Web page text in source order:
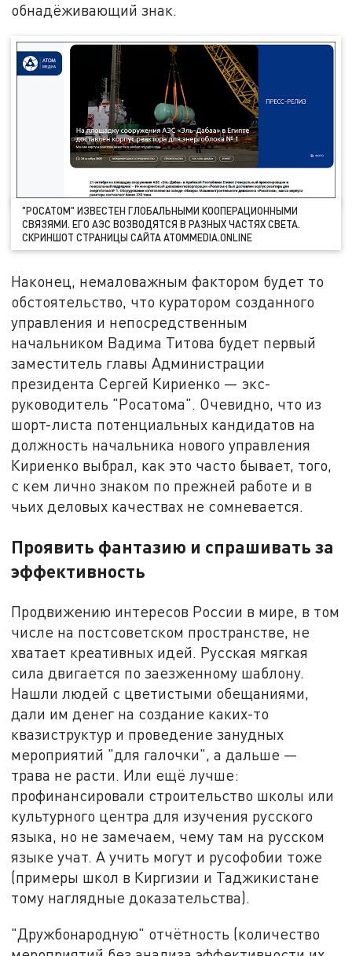
обнадёживающий знак.
"РОСАТОМ" ИЗВЕСТЕН ГЛОБАЛЬНЫМИ КООПЕРАЦИОННЫМИ
СВЯЗЯМИ. ЕГО АЭС ВОЗВОДЯТСЯ В РАЗНЫХ ЧАСТЯХ СВЕТА.
СКРИНШОТ СТРАНИЦЫ САЙТА ATOMMEDIA.ONLINE
Наконец, немаловажным фактором будет то
обстоятельство, что куратором созданного
управления и непосредственным
начальником Вадима Титова будет первый
заместитель главы Администрации
президента Сергей Кириенко — экс-
руководитель "Росатома". Очевидно, что из
шорт-листа потенциальных кандидатов на
должность начальника нового управления
Кириенко выбрал, как это часто бывает, того,
с кем лично знаком по прежней работе и в
чьих деловых качествах не сомневается.
Проявить фантазию и спрашивать за
эффективность
Продвижению интересов России в мире, в том
числе на постсоветском пространстве, не
хватает креативных идей. Русская мягкая
сила двигается по заезженному шаблону.
Нашли людей с цветистыми обещаниями,
дали им денег на создание каких-то
квазиструктур и проведение занудных
мероприятий "для галочки", а дальше —
трава не расти. Или ещё лучше:
профинансировали строительство школы или
культурного центра для изучения русского
языка, но не замечаем, чему там на русском
языке учат. А учить могут и русофобии тоже
(примеры школ в Киргизии и Таджикистане
тому наглядные доказательства).
"Дружбонародную" отчётность (количество